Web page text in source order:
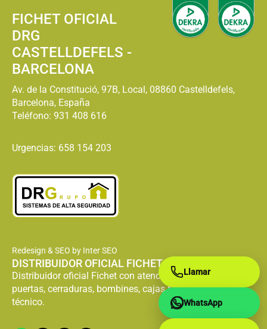
FICHET OFICIAL
DRG
CASTELLDEFELS -
BARCELONA
Av. de la Constitució, 97B, Local, 08860 Castelldefels,
Barcelona, España
Teléfono: 931 408 616
Urgencias: 658 154 203
Redesign & SEO by Inter SEO
DISTRIBUIDOR OFICIAL FICHET
Distribuidor oficial Fichet con atención especializada en
puertas, cerraduras, bombines, cajas fuertes y servicio
técnico.
Llamar
WhatsApp